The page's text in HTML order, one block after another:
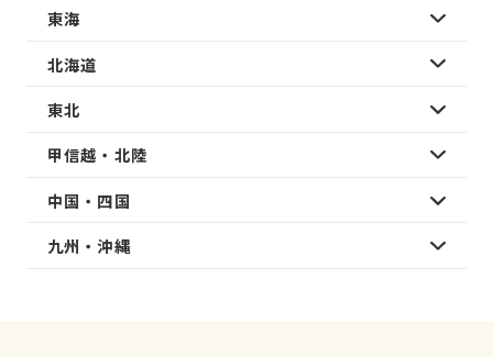
東海
北海道
東北
甲信越・北陸
中国・四国
九州・沖縄